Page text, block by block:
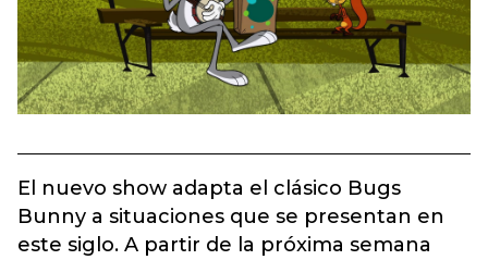
El nuevo show adapta el clásico Bugs
Bunny a situaciones que se presentan en
este siglo. A partir de la próxima semana